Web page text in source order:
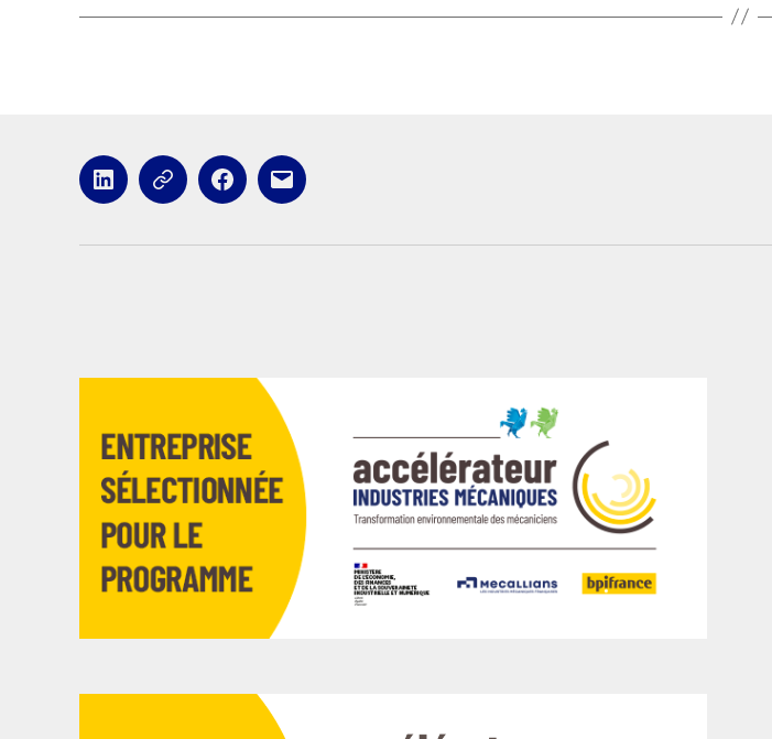
LinkedIn
x Facebook
E-